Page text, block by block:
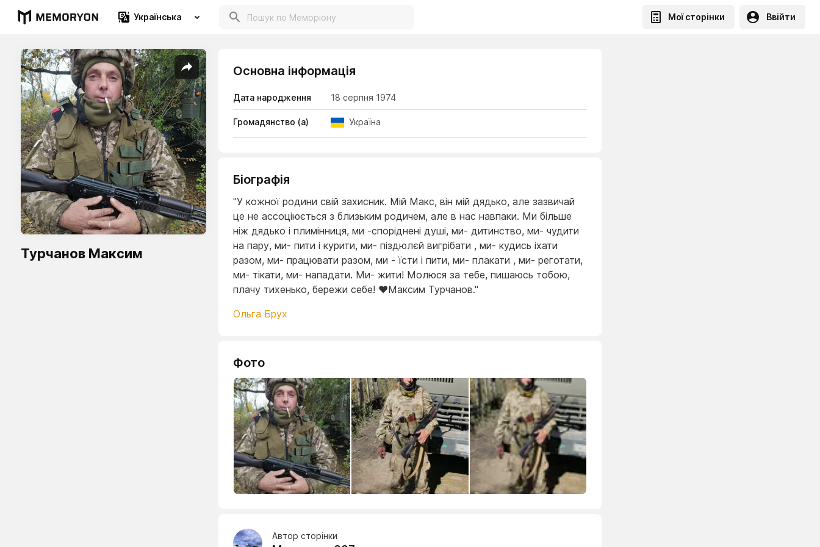
Українська Мої сторінки Ввійти
Турчанов Максим
Основна інформація
Дата народження 18 серпня 1974
Громадянство (а) Україна
Біографія
"У кожної родини свій захисник. Мій Макс, він мій дядько, але зазвичай
це не ассоціюється з близьким родичем, але в нас навпаки. Ми більше
ніж дядько і плимінниця, ми -споріднені душі, ми- дитинство, ми- чудити
на пару, ми- пити і курити, ми- піздюлєй вигрібати , ми- кудись іхати
разом, ми- працювати разом, ми - їсти і пити, ми- плакати , ми- реготати,
ми- тікати, ми- нападати. Ми- жити! Молюся за тебе, пишаюсь тобою,
плачу тихенько, бережи себе! ❤️Максим Турчанов."
Ольга Брух
Фото
Автор сторінки